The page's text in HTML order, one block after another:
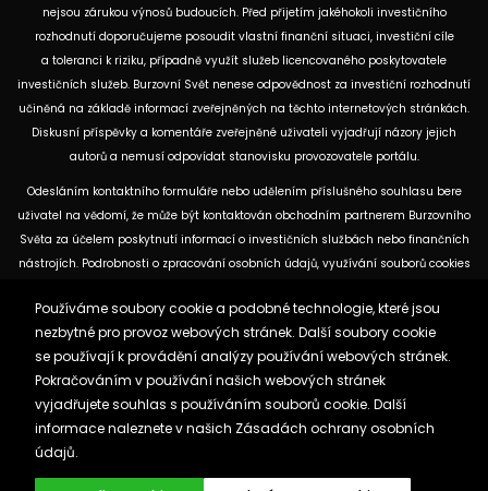
nejsou zárukou výnosů budoucích. Před přijetím jakéhokoli investičního
rozhodnutí doporučujeme posoudit vlastní finanční situaci, investiční cíle
a toleranci k riziku, případně využít služeb licencovaného poskytovatele
investičních služeb. Burzovní Svět nenese odpovědnost za investiční rozhodnutí
učiněná na základě informací zveřejněných na těchto internetových stránkách.
Diskusní příspěvky a komentáře zveřejněné uživateli vyjadřují názory jejich
autorů a nemusí odpovídat stanovisku provozovatele portálu.
Odesláním kontaktního formuláře nebo udělením příslušného souhlasu bere
uživatel na vědomí, že může být kontaktován obchodním partnerem Burzovního
Světa za účelem poskytnutí informací o investičních službách nebo finančních
nástrojích. Podrobnosti o zpracování osobních údajů, využívání souborů cookies
dostupných na těchto internetových stránkách. U jednotlivých článků mohou
být uvedeny informace o použitých zdrojích, datu původní analýzy nebo datu,
ke kterému se vztahují uvedené tržní údaje.
Zásady ochrany osobních údajů a cookies
Reklama
Burzovnisvet.cz © 2026
Používáme soubory cookie a podobné technologie, které jsou
nezbytné pro provoz webových stránek. Další soubory cookie
se používají k provádění analýzy používání webových stránek.
Pokračováním v používání našich webových stránek
vyjadřujete souhlas s používáním souborů cookie. Další
informace naleznete v našich Zásadách ochrany osobních
údajů.